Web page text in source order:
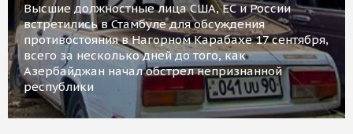
Высшие должностные лица США, ЕС и России
встретились в Стамбуле для обсуждения
противостояния в Нагорном Карабахе 17 сентября,
всего за несколько дней до того, как
Азербайджан начал обстрел непризнанной
республики